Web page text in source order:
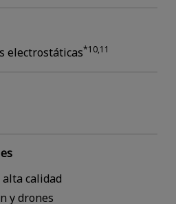
electrostáticas*10,11
calidad
y drones